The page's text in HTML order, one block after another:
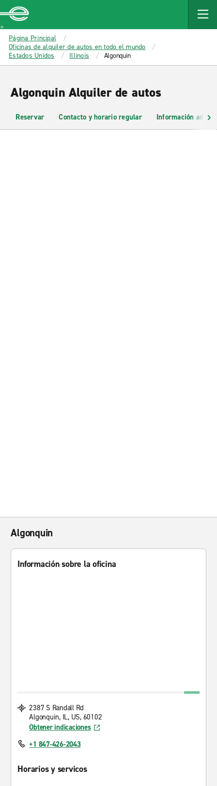
MAIN
CONTENT
Enterprise
Página Principal
Oficinas de alquiler de autos en todo el mundo
Estados Unidos
Illinois Algonquin
Algonquin Alquiler de autos
Reservar Contacto y horario regular Información
Algonquin
Información sobre la oficina
2387 S Randall Rd
Algonquin, IL, US, 60102
Obtener indicaciones
+1 847-426-2043
Horarios y servicos